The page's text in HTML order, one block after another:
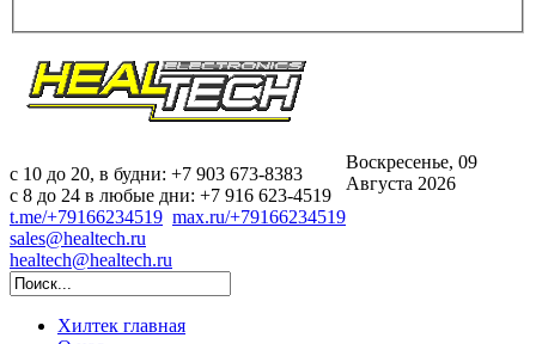
c 10 до 20, в будни: +7 903 673-8383
с 8 до 24 в любые дни: +7 916 623-4519
t.me/+79166234519 max.ru/+79166234519
sales@healtech.ru
healtech@healtech.ru
Воскресенье, 09
Августа 2026
Хилтек главная